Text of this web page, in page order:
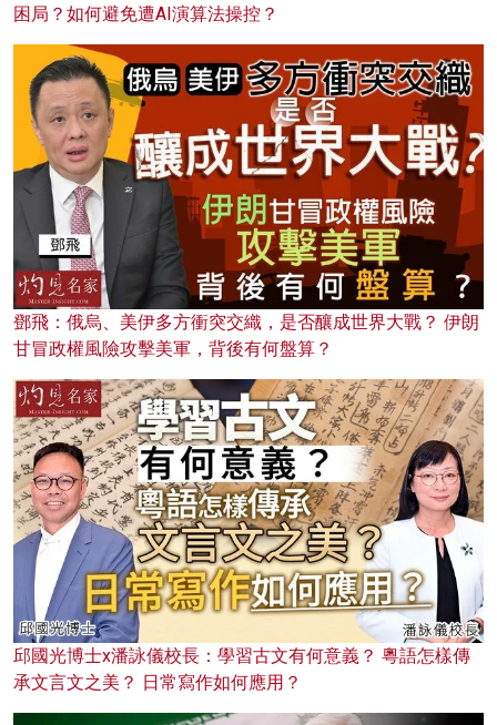
困局？如何避免遭AI演算法操控？
鄧飛：俄烏、美伊多方衝突交織，是否釀成世界大戰？ 伊朗
甘冒政權風險攻擊美軍，背後有何盤算？
邱國光博士x潘詠儀校長：學習古文有何意義？ 粵語怎樣傳
承文言文之美？ 日常寫作如何應用？